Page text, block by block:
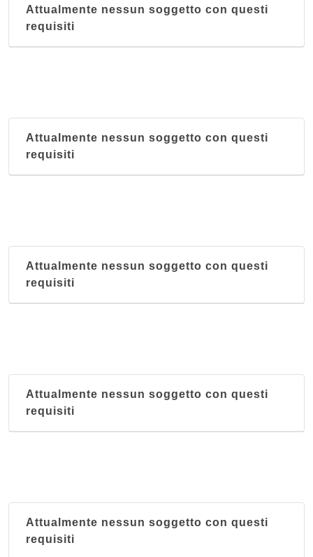
Attualmente nessun soggetto con questi
requisiti
Attualmente nessun soggetto con questi
requisiti
Attualmente nessun soggetto con questi
requisiti
Attualmente nessun soggetto con questi
requisiti
Attualmente nessun soggetto con questi
requisiti